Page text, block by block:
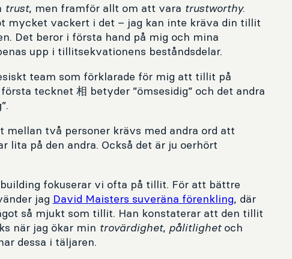
trust, men framför allt om att vara trustworthy.
mycket vackert i det – jag kan inte kräva din tillit
Det beror i första hand på mig och mina
upp i tillitsekvationens beståndsdelar.
team som förklarade för mig att tillit på
tecknet 相 betyder ”ömsesidig” och det andra
mellan två personer krävs med andra ord att
lita på den andra. Också det är ju oerhört
fokuserar vi ofta på tillit. För att bättre
jag David Maisters suveräna förenkling, där
så mjukt som tillit. Han konstaterar att den tillit
när jag ökar min trovärdighet, pålitlighetoch
dessa i täljaren.